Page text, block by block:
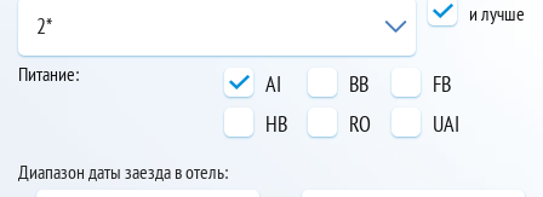
2* и лучше
Питание: AI BB
FB
HB
RO UAI
Диапазон даты заезда в отель: